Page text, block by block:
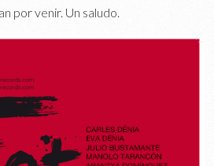
por venir. Un saludo.